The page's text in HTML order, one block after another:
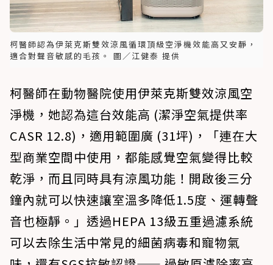
柯醫師認為伊萊克斯雙效涼風循環頂級空淨機效能高又安靜，
適合對聲音敏感的毛孩。 圖／江健泰 提供
柯醫師在動物醫院使用伊萊克斯雙效涼風空
淨機，她認為這台效能高 (潔淨空氣提供率
CASR 12.8)，適用範圍廣 (31坪)，「連在大
型商業空間中使用，都能感覺空氣變得比較
乾淨，而且同時具有涼風功能！開啟後三分
鐘內就可以快速讓室溫多降低1.5度、運轉聲
音也極靜。」透過HEPA 13級五重過濾系統
可以去除生活中常見的細菌病毒和寵物氣